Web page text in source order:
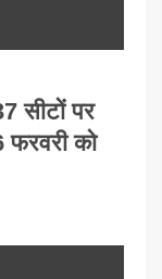
सीटों पर
फरवरी को